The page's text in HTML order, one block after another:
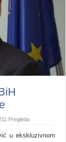
Pregleda
u ekskluzivnom